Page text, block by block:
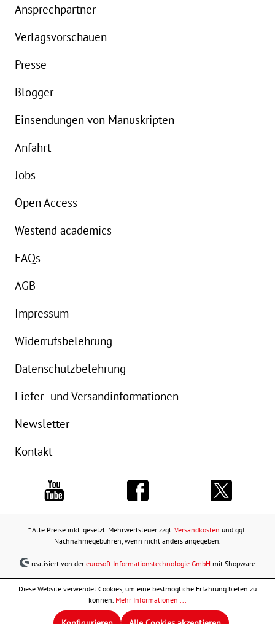
Ansprechpartner
Verlagsvorschauen
Presse
Blogger
Einsendungen von Manuskripten
Anfahrt
Jobs
Open Access
Westend academics
FAQs
AGB
Impressum
Widerrufsbelehrung
Datenschutzbelehrung
Liefer- und Versandinformationen
Newsletter
Kontakt
* Alle Preise inkl. gesetzl. Mehrwertsteuer zzgl. Versandkosten und ggf.
Nachnahmegebühren, wenn nicht anders angegeben.
realisiert von dereurosoft Informationstechnologie GmbH mit Shopware
Diese Website verwendet Cookies, um eine bestmögliche Erfahrung bieten zu
können. Mehr Informationen ...